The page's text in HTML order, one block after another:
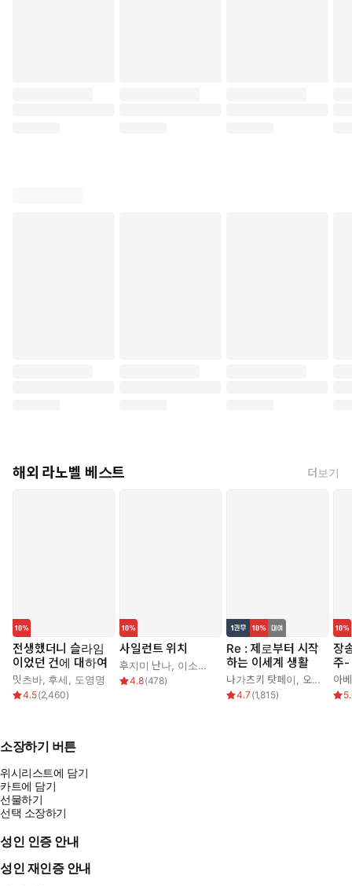
해외 라노벨 베스트 더보기
전생했더니 슬라임
이었던 건에 대하여
밋츠바, 후세 도영명
4.5(2,460)
사일런트 위치
후지미 난나 이소라 마츠리 ,이경인
4.8(478)
Re : 제로부터 시작
하는 이세계 생활
나가츠키 탓페이 오츠카 신이치로
4.7 (1,815)
장
주-
아
소장하기 버튼
위시리스트에 담기
카트에 담기
선물하기
선택 소장하기
성인 인증 안내
성인 재인증 안내